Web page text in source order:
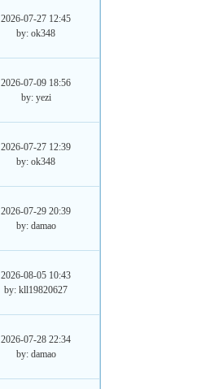
2026-07-27 12:45
by: ok348
2026-07-09 18:56
by: yezi
2026-07-27 12:39
by: ok348
2026-07-29 20:39
by: damao
2026-08-05 10:43
by: kll19820627
2026-07-28 22:34
by: damao